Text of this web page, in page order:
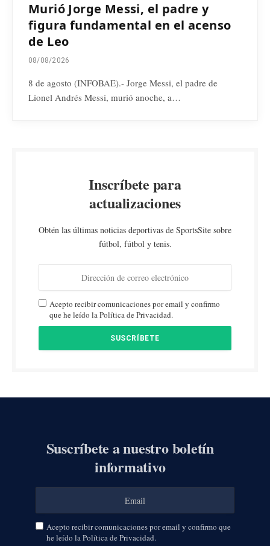
Murió Jorge Messi, el padre y
figura fundamental en el acenso
de Leo
08/08/2026
8 de agosto (INFOBAE).- Jorge Messi, el padre de
Lionel Andrés Messi, murió anoche, a…
Inscríbete para
actualizaciones
Obtén las últimas noticias deportivas de SportsSite sobre
fútbol, fútbol y tenis.
Acepto recibir comunicaciones por email y confirmo
que he leído la Política de Privacidad.
Suscríbete a nuestro boletín
informativo
Acepto recibir comunicaciones por email y confirmo que
he leído la Política de Privacidad.